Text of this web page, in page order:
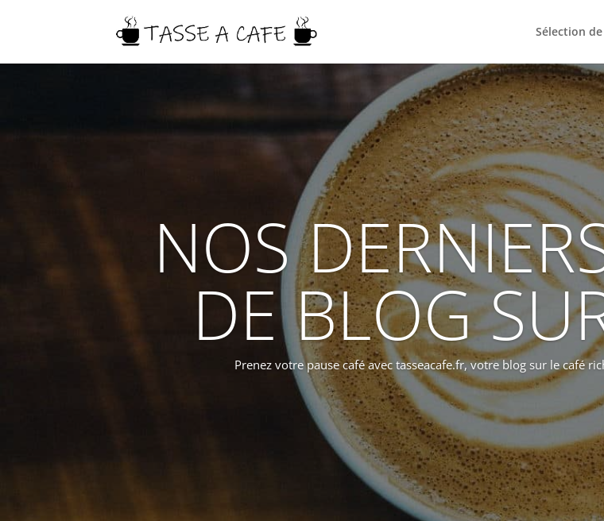
Sélection
NOS
DE BLOG
Prenez votre pause café avec tasseacafe.fr, votre blog sur le café